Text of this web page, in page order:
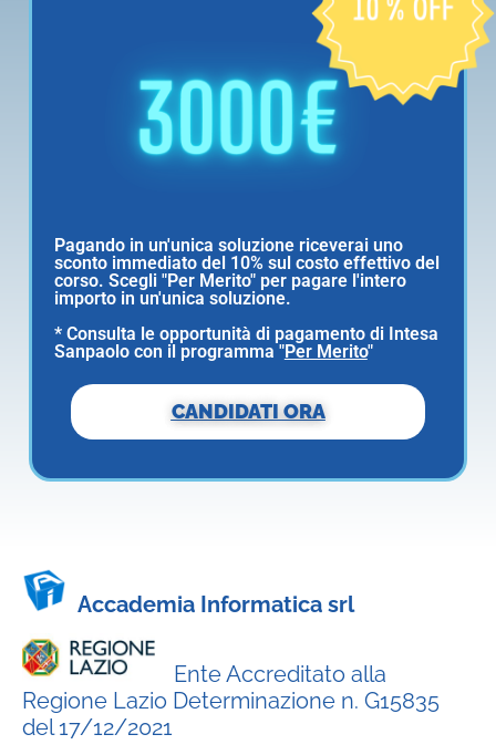
Pagando in un'unica soluzione riceverai uno
sconto immediato del 10% sul costo effettivo del
corso. Scegli "Per Merito" per pagare l'intero
importo in un'unica soluzione.
* Consulta le opportunità di pagamento di Intesa
Sanpaolo con il programma "Per Merito"
CANDIDATI ORA
Accademia Informatica srl
Ente Accreditato alla
Regione Lazio Determinazione n. G15835
del 17/12/2021